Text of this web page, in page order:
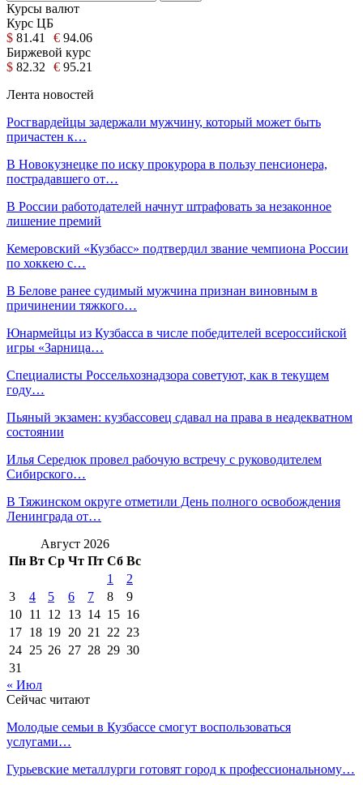
Курсы валют
Курс ЦБ
$ 81.41 € 94.06
Биржевой курс
$ 82.32 € 95.21
Лента новостей
Росгвардейцы задержали мужчину, который может быть
причастен к…
В Новокузнецке по иску прокурора в пользу пенсионера,
пострадавшего от…
В России работодателей начнут штрафовать за незаконное
лишение премий
Кемеровский «Кузбасс» подтвердил звание чемпиона России
по хоккею с…
В Белове ранее судимый мужчина признан виновным в
причинении тяжкого…
Юнармейцы из Кузбасса в числе победителей всероссийской
игры «Зарница…
Специалисты Россельхознадзора советуют, как в текущем
году…
Пьяный экзамен: кузбассовец сдавал на права в неадекватном
состоянии
Илья Середюк провел рабочую встречу с руководителем
Сибирского…
В Тяжинском округе отметили День полного освобождения
Ленинграда от…
Август 2026
Пн Вт Ср Чт Пт Сб Вс
1
2
3
4 5 6 7 8
9
10 11 12 13 14 15 16
17 18 19 20 21 22 23
24 25 26 27 28 29 30
31
« Июл
Сейчас читают
Молодые семьи в Кузбассе смогут воспользоваться
услугами…
Гурьевские металлурги готовят город к профессиональному…